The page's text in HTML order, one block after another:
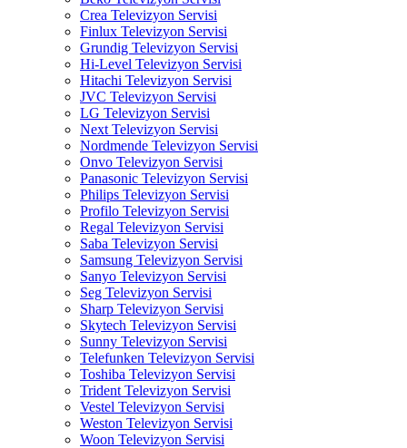
Crea Televizyon Servisi
Finlux Televizyon Servisi
Grundig Televizyon Servisi
Hi-Level Televizyon Servisi
Hitachi Televizyon Servisi
JVC Televizyon Servisi
LG Televizyon Servisi
Next Televizyon Servisi
Nordmende Televizyon Servisi
Onvo Televizyon Servisi
Panasonic Televizyon Servisi
Philips Televizyon Servisi
Profilo Televizyon Servisi
Regal Televizyon Servisi
Saba Televizyon Servisi
Samsung Televizyon Servisi
Sanyo Televizyon Servisi
Seg Televizyon Servisi
Sharp Televizyon Servisi
Skytech Televizyon Servisi
Sunny Televizyon Servisi
Telefunken Televizyon Servisi
Toshiba Televizyon Servisi
Trident Televizyon Servisi
Vestel Televizyon Servisi
Weston Televizyon Servisi
Woon Televizyon Servisi